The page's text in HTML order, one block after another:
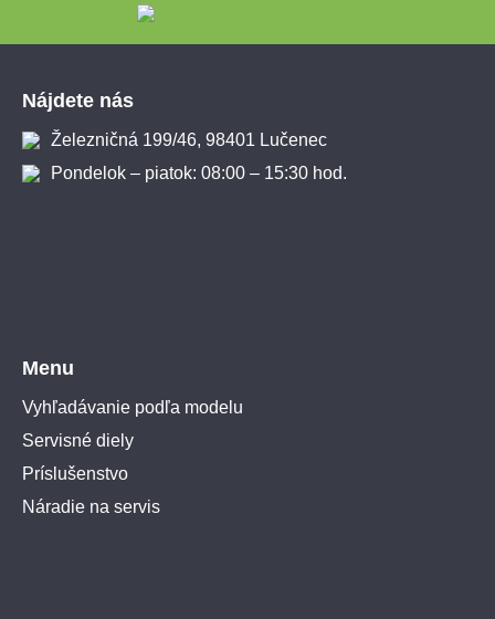
Nájdete nás
Železničná 199/46, 98401 Lučenec
Pondelok – piatok: 08:00 – 15:30 hod.
Menu
Vyhľadávanie podľa modelu
Servisné diely
Príslušenstvo
Náradie na servis